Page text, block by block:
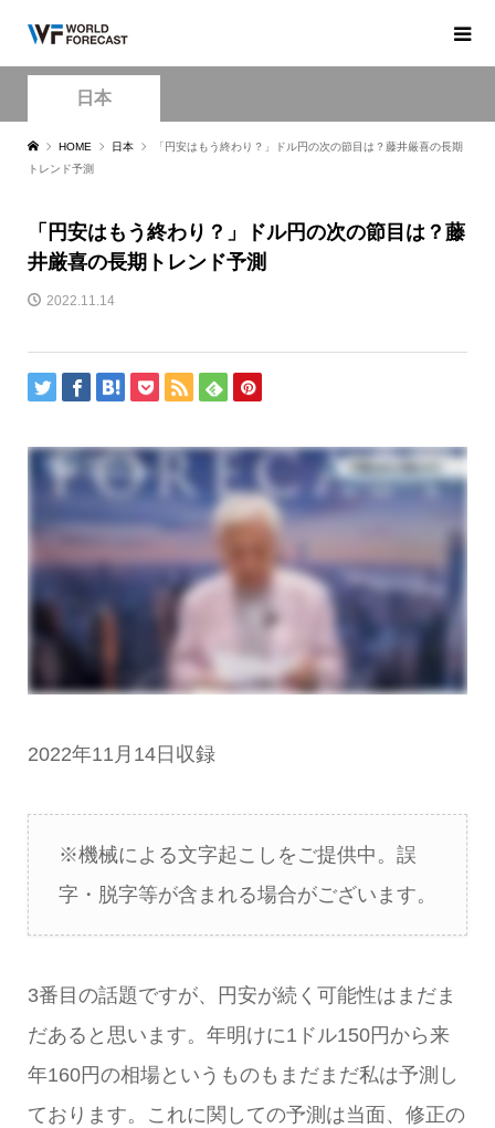
日本
HOME 日本
「円安はもう終わり？」ドル円の次の節目は？藤井厳喜の長期
トレンド予測
「円安はもう終わり？」ドル円の次の節目は？藤
井厳喜の長期トレンド予測
2022.11.14
2022年11月14日収録
※機械による文字起こしをご提供中。誤
字・脱字等が含まれる場合がございます。
3番目の話題ですが、円安が続く可能性はまだま
だあると思います。年明けに1ドル150円から来
年160円の相場というものもまだまだ私は予測し
ております。これに関しての予測は当面、修正の